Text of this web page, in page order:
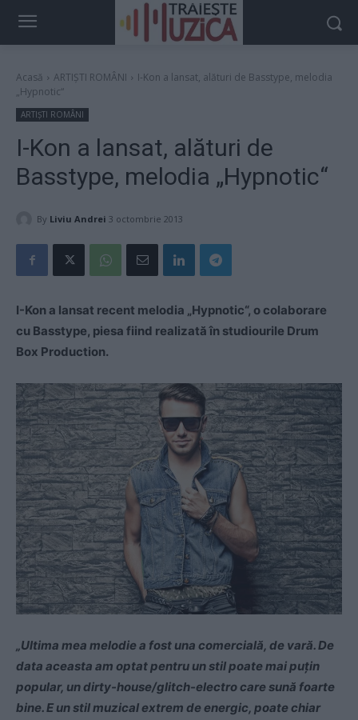
Acasă ARTIȘTI ROMÂNI
I-Kon a lansat, alături de Basstype, melodia
„Hypnotic“
ARTIȘTI ROMÂNI
I-Kon a lansat, alături de
Basstype, melodia „Hypnotic“
By Liviu Andrei 3 octombrie 2013
I-Kon a lansat recent melodia „Hypnotic“, o colaborare
cu Basstype, piesa fiind realizată în studiourile Drum
Box Production.
„Ultima mea melodie a fost una comercială, de vară. De
data aceasta am optat pentru un stil poate mai puţin
popular, un dirty-house/glitch-electro care sună foarte
bine. E un stil muzical extrem de energic, poate chiar